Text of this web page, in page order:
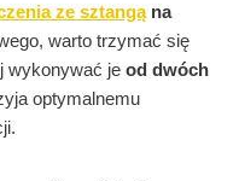
ze sztangąna
warto trzymać się
wykonywać je od dwóch
optymalnemu